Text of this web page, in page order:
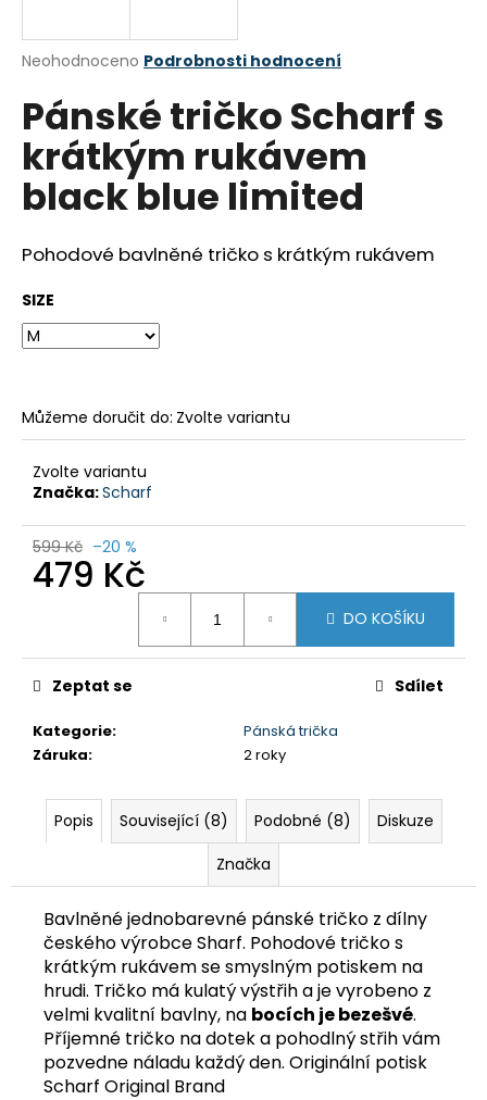
Průměrné
produktu
je
0,0
5
hvězdiček.
Neohodnoceno Podrobnosti hodnocení
Pánské tričko Scharf s
krátkým rukávem
black blue limited
Pohodové bavlněné tričko s krátkým rukávem
SIZE
Můžeme doručit do: Zvolte variantu
Zvolte variantu
Značka:Scharf
599 Kč –20 %
479 Kč
DO KOŠÍKU
Kategorie:
Pánská trička
Záruka: 2 roky
Zeptat se Sdílet
Popis Související (8) Podobné (8)
Diskuze
Značka
Bavlněné jednobarevné pánské tričko z dílny
českého výrobce Sharf. Pohodové tričko s
krátkým rukávem se smyslným potiskem na
hrudi. Tričko má kulatý výstřih a je vyrobeno z
velmi kvalitní bavlny, na bocích je bezešvé.
Příjemné tričko na dotek a pohodlný střih vám
pozvedne náladu každý den. Originální potisk
Scharf Original Brand
j
t
?
HLEDAT
D
o
r
u
č
m
3/4
MISSY
NBSLP4242B
ČERNÉ
699
Původně:
Kč